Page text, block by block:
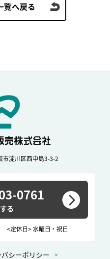
覧へ戻る
市淀川区西中島3-3-2
0761
<定休日> 水曜日・祝日
シーポリシー